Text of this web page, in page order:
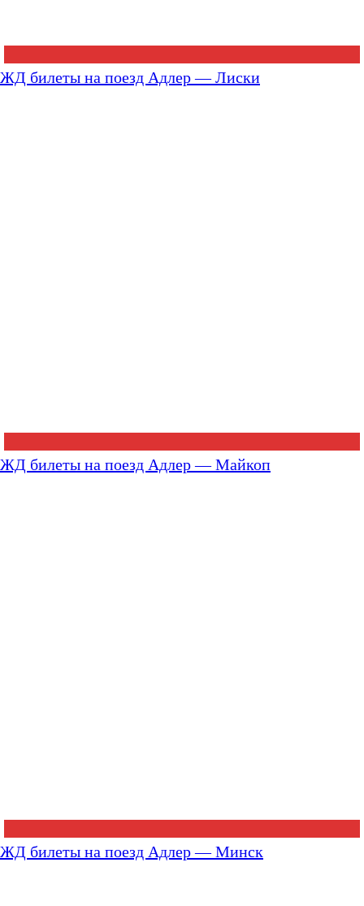
ЖД билеты на поезд Адлер — Лиски
ЖД билеты на поезд Адлер — Майкоп
ЖД билеты на поезд Адлер — Минск